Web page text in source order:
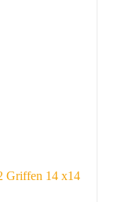
Griffen 14 x14